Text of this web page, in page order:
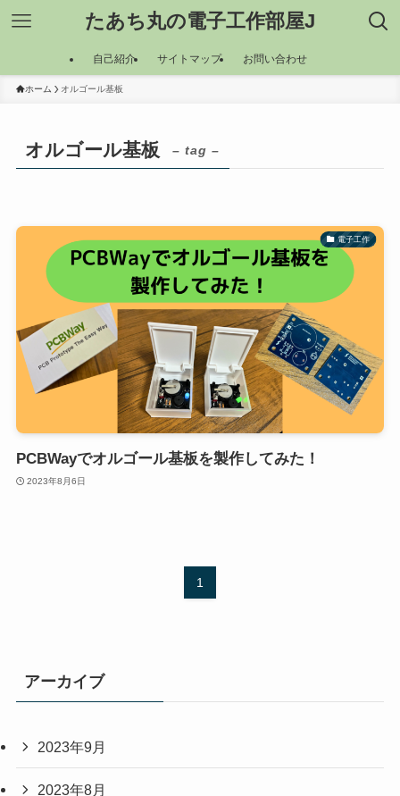
たあち丸の電子工作部屋J
自己紹介 サイトマップ お問い合わせ
ホーム オルゴール基板
オルゴール基板 – tag –
電子工作
PCBWayでオルゴール基板を製作してみた！
2023年8月6日
1
アーカイブ
2023年9月
2023年8月